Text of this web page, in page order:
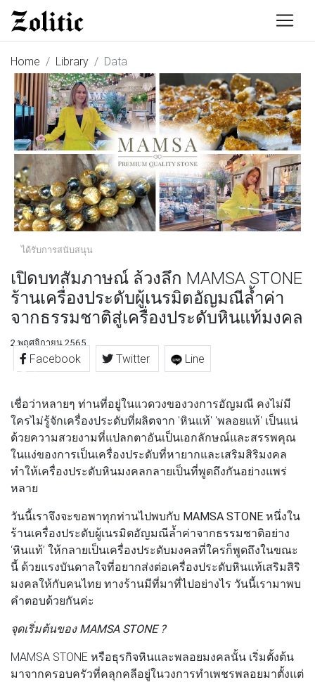
Home Library Data
ได้รับการสนับสนุน
เปิดบทสัมภาษณ์ ล้วงลึก MAMSA STONE
ร้านเครื่องประดับผู้เนรมิตอัญมณีล้ำค่า
จากธรรมชาติสู่เครื่องประดับหินแท้มงคล
2 พฤศจิกายน 2565
Facebook Twitter Line
เชื่อว่าหลายๆ ท่านที่อยู่ในแวดวงของวงการอัญมณี คงไม่มี
ใครไม่รู้จักเครื่องประดับที่ผลิตจาก 'หินแท้' 'พลอยแท้' เป็นแน่
ด้วยความสวยงามที่แปลกตาอันเป็นเอกลักษณ์และสรรพคุณ
ในแง่ของการเป็นเครื่องประดับที่หายากและเสริมสิริมงคล
ทำให้เครื่องประดับหินมงคลกลายเป็นที่พูดถึงกันอย่างแพร่
หลาย
วันนี้เราจึงจะขอพาทุกท่านไปพบกับ MAMSA STONE หนึ่งใน
ร้านเครื่องประดับผู้เนรมิตอัญมณีล้ำค่าจากธรรมชาติอย่าง
‘หินแท้’ ให้กลายเป็นเครื่องประดับมงคลที่ใครก็พูดถึงในขณะ
นี้ ด้วยแรงบันดาลใจที่อยากส่งต่อเครื่องประดับหินแท้เสริมสิริ
มงคลให้กับคนไทย ทางร้านมีที่มาที่ไปอย่างไร วันนี้เรามาพบ
คำตอบด้วยกันค่ะ
จุดเริ่มต้นของ MAMSA STONE ?
MAMSA STONE หรือธุรกิจหินและพลอยมงคลนั้น เริ่มตั้งต้น
มาจากครอบครัวที่คลุกคลีอยู่ในวงการทำเพชรพลอยมาตั้งแต่